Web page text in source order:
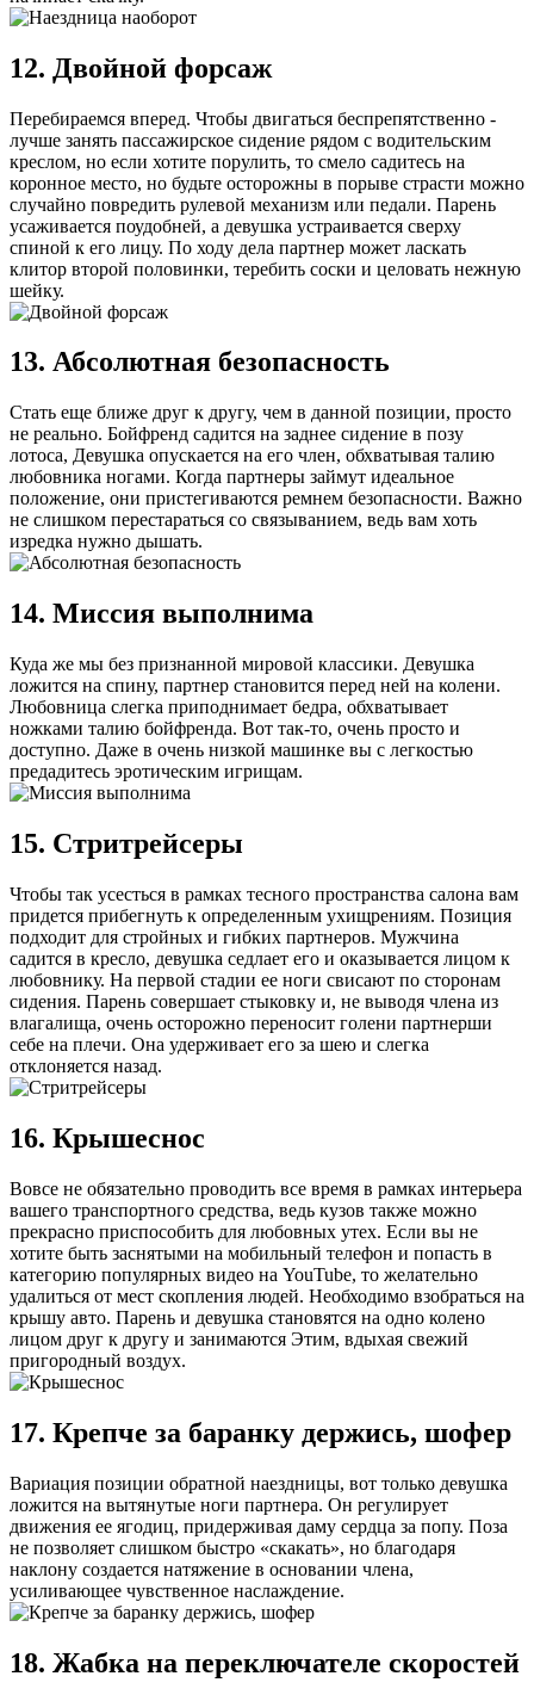
12. Двойной форсаж
Перебираемся вперед. Чтобы двигаться беспрепятственно -
лучше занять пассажирское сидение рядом с водительским
креслом, но если хотите порулить, то смело садитесь на
коронное место, но будьте осторожны в порыве страсти можно
случайно повредить рулевой механизм или педали. Парень
усаживается поудобней, а девушка устраивается сверху
спиной к его лицу. По ходу дела партнер может ласкать
клитор второй половинки, теребить соски и целовать нежную
шейку.
13. Абсолютная безопасность
Стать еще ближе друг к другу, чем в данной позиции, просто
не реально. Бойфренд садится на заднее сидение в позу
лотоса, Девушка опускается на его член, обхватывая талию
любовника ногами. Когда партнеры займут идеальное
положение, они пристегиваются ремнем безопасности. Важно
не слишком перестараться со связыванием, ведь вам хоть
изредка нужно дышать.
14. Миссия выполнима
Куда же мы без признанной мировой классики. Девушка
ложится на спину, партнер становится перед ней на колени.
Любовница слегка приподнимает бедра, обхватывает
ножками талию бойфренда. Вот так-то, очень просто и
доступно. Даже в очень низкой машинке вы с легкостью
предадитесь эротическим игрищам.
15. Стритрейсеры
Чтобы так усесться в рамках тесного пространства салона вам
придется прибегнуть к определенным ухищрениям. Позиция
подходит для стройных и гибких партнеров. Мужчина
садится в кресло, девушка седлает его и оказывается лицом к
любовнику. На первой стадии ее ноги свисают по сторонам
сидения. Парень совершает стыковку и, не выводя члена из
влагалища, очень осторожно переносит голени партнерши
себе на плечи. Она удерживает его за шею и слегка
отклоняется назад.
16. Крышеснос
Вовсе не обязательно проводить все время в рамках интерьера
вашего транспортного средства, ведь кузов также можно
прекрасно приспособить для любовных утех. Если вы не
хотите быть заснятыми на мобильный телефон и попасть в
категорию популярных видео на YouTube, то желательно
удалиться от мест скопления людей. Необходимо взобраться на
крышу авто. Парень и девушка становятся на одно колено
лицом друг к другу и занимаются Этим, вдыхая свежий
пригородный воздух.
17. Крепче за баранку держись, шофер
Вариация позиции обратной наездницы, вот только девушка
ложится на вытянутые ноги партнера. Он регулирует
движения ее ягодиц, придерживая даму сердца за попу. Поза
не позволяет слишком быстро «скакать», но благодаря
наклону создается натяжение в основании члена,
усиливающее чувственное наслаждение.
18. Жабка на переключателе скоростей